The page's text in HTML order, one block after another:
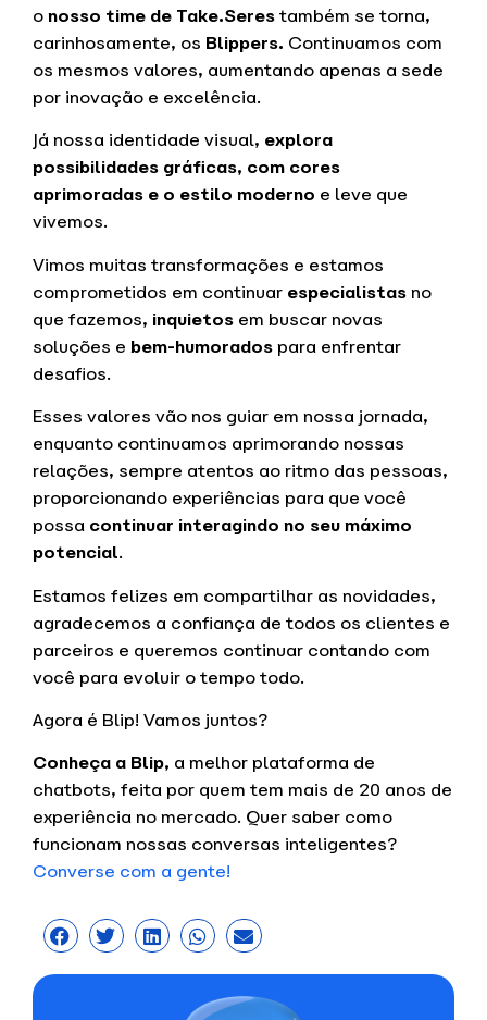
onosso time de Take.Serestambém se torna,
carinhosamente, os Blippers. Continuamos com
os mesmos valores, aumentando apenas a sede
por inovação e excelência.
Já nossa identidade visual, explora
possibilidades gráficas, com cores
aprimoradas e o estilo moderno e leve que
vivemos.
Vimos muitas transformações e estamos
comprometidos em continuar especialistasno
que fazemos, inquietos em buscar novas
soluções e bem-humoradospara enfrentar
desafios.
Esses valores vão nos guiar em nossa jornada,
enquanto continuamos aprimorando nossas
relações, sempre atentos ao ritmo das pessoas,
proporcionando experiências para que você
possa continuar interagindo no seu máximo
potencial.
Estamos felizes em compartilhar as novidades,
agradecemos a confiança de todos os clientes e
parceiros e queremos continuar contando com
você para evoluir o tempo todo.
Agora é Blip! Vamos juntos?
Conheça a Blip, a melhor plataforma de
chatbots, feita por quem tem mais de 20 anos de
experiência no mercado. Quer saber como
funcionam nossas conversas inteligentes?
Converse com a gente!